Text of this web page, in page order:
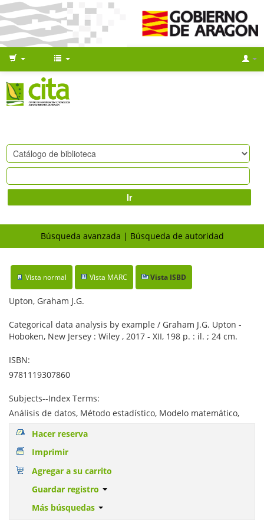
Ir
Búsqueda avanzada Búsqueda de autoridad
Vista normal Vista MARC Vista ISBD
Upton, Graham J.G.
Categorical data analysis by example / Graham J.G. Upton -
Hoboken, New Jersey : Wiley , 2017 - XII, 198 p. : il. ; 24 cm.
ISBN:
9781119307860
Subjects--Index Terms:
Análisis de datos, Método estadístico, Modelo matemático,
Hacer reserva
Imprimir
Agregar a su carrito
Guardar registro
Más búsquedas